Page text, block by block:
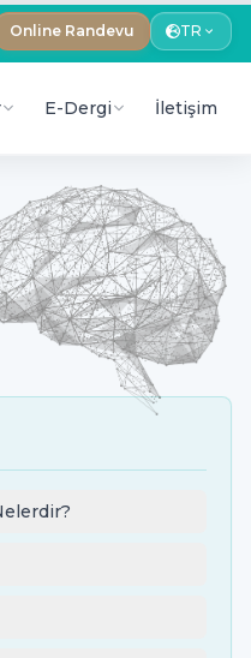
Online Randevu TR
E-Dergi İletişim